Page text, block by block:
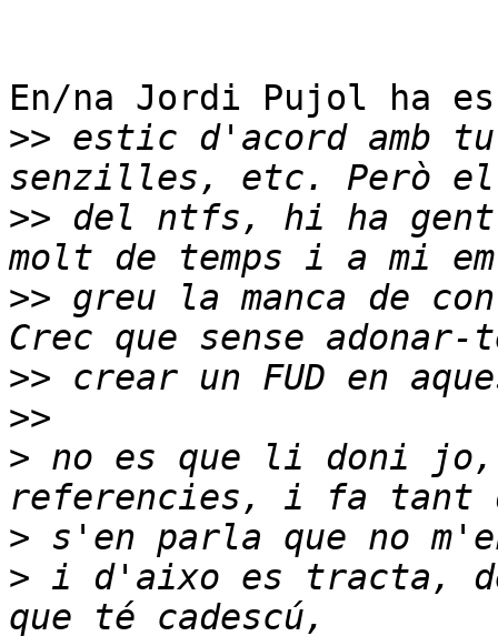
En/na Jordi Pujol ha
>> estic d'acord amb
>> del ntfs, hi ha
>> greu la manca de
>>
>>
> no es que li doni
>
> i d'aixo es tracta,